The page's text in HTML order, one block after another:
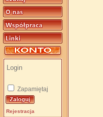
Zapamiętaj
Rejestracja